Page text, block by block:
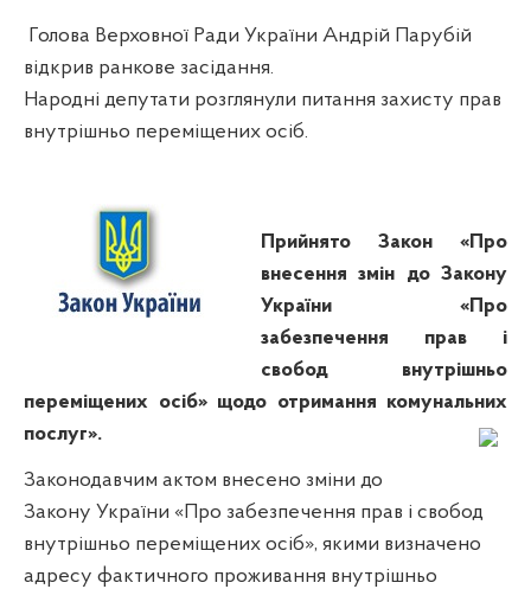
Голова Верховної Ради України Андрій Парубій
відкрив ранкове засідання.
Народні депутати розглянули питання захисту прав
внутрішньо переміщених осіб.
Прийнято Закон «Про
внесення змін до Закону
України «Про
забезпечення прав і
свобод внутрішньо
переміщених осіб» щодо отримання комунальних
послуг».
Законодавчим актом внесено зміни до
Закону України «Про забезпечення прав і свобод
внутрішньо переміщених осіб», якими визначено
адресу фактичного проживання внутрішньо